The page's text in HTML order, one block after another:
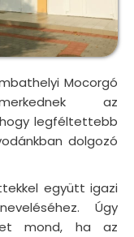
Mocorgó
az
hogy legféltettebb
dolgozó
együtt igazi
Úgy
mond, ha az